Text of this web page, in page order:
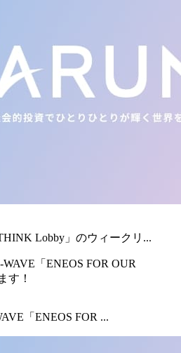
Lobby」のウィークリ...
「ENEOS FOR ...